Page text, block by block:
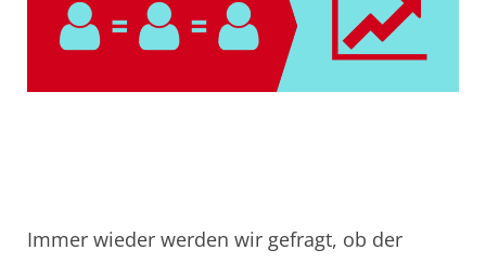
Immer wieder werden wir gefragt, ob der